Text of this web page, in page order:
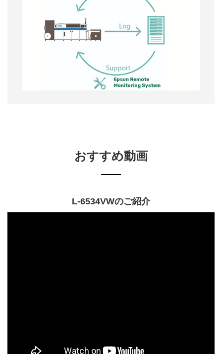
おすすめ動画
L-6534VWのご紹介